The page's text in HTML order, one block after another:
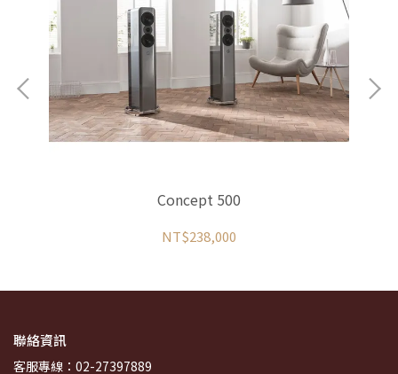
Concept 500
NT$238,000
聯絡資訊
客服專線：02-27397889